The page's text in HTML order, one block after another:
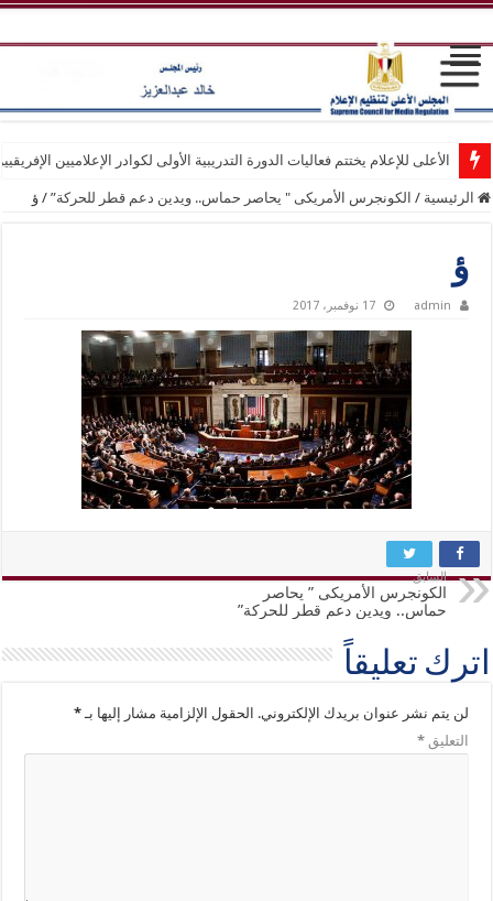
الأعلى للإعلام يختتم فعاليات الدورة التدريبية الأولى لكوادر الإعلاميين
الرئيسية / الكونجرس الأمريكى " یحاصر حماس.. ويدين دعم قطر للحركة” / ؤ
ؤ
admin 17 نوفمبر، 2017
السابق
الكونجرس الأمريكى ” یحاصر
حماس.. ويدين دعم قطر للحركة”
اترك تعليقاً
لن يتم نشر عنوان بريدك الإلكتروني. الحقول الإلزامية مشار إليها بـ*
التعليق*